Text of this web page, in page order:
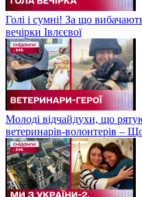
Голі і сумні! За що
вечірки Івлєєвої
Молоді відчайдухи, що
ветеринарів-волонтерів –